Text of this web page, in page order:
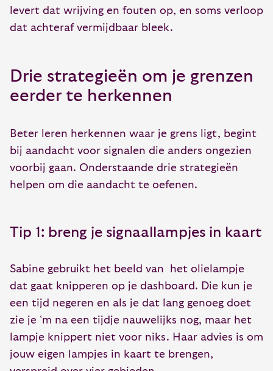
levert dat wrijving en fouten op, en soms verloop
dat achteraf vermijdbaar bleek.
Drie strategieën om je grenzen
eerder te herkennen
Beter leren herkennen waar je grens ligt, begint
bij aandacht voor signalen die anders ongezien
voorbij gaan. Onderstaande drie strategieën
helpen om die aandacht te oefenen.
Tip 1: breng je signaallampjes in kaart
Sabine gebruikt het beeld van het olielampje
dat gaat knipperen op je dashboard. Die kun je
een tijd negeren en als je dat lang genoeg doet
zie je ‘m na een tijdje nauwelijks nog, maar het
lampje knippert niet voor niks. Haar advies is om
jouw eigen lampjes in kaart te brengen,